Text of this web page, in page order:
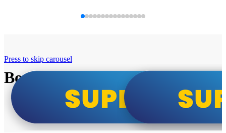
Bosch super cene
Press to skip carousel